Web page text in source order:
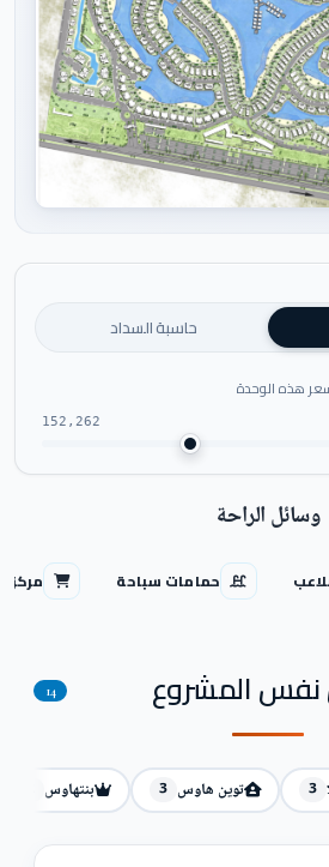
حاسبة السداد
152,262
وسائل الراحة
حمامات سباحة مركز
المشروع 14
3 توين هاوس 3 بنتهاوس